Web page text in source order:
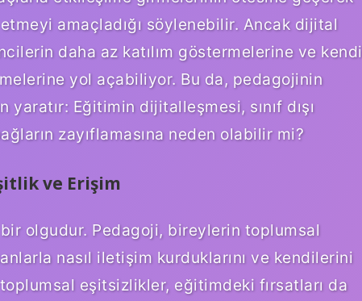
amaçladığı söylenebilir. Ancak dijital
daha az katılım göstermelerine ve kendi
yol açabiliyor. Bu da, pedagojinin
Eğitimin dijitalleşmesi, sınıf dışı
zayıflamasına neden olabilir mi?
ve Erişim
olgudur. Pedagoji, bireylerin toplumsal
nasıl iletişim kurduklarını ve kendilerini
eşitsizlikler, eğitimdeki fırsatları da